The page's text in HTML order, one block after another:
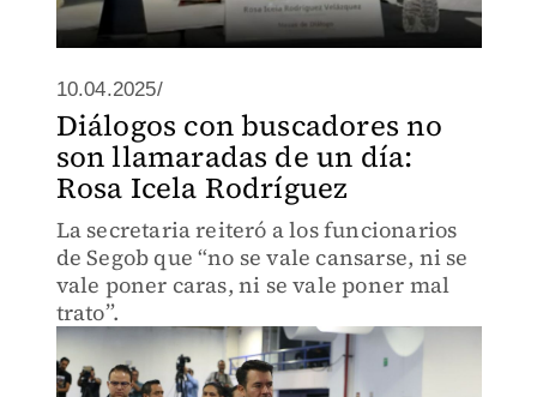
10.04.2025/
Diálogos con buscadores no
son llamaradas de un día:
Rosa Icela Rodríguez
La secretaria reiteró a los funcionarios
de Segob que “no se vale cansarse, ni se
vale poner caras, ni se vale poner mal
trato”.